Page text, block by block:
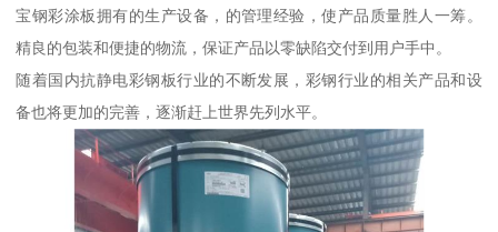
宝钢彩涂板拥有的生产设备，的管理经验，使产品质量胜人一筹。
精良的包装和便捷的物流，保证产品以零缺陷交付到用户手中。
随着国内抗静电彩钢板行业的不断发展，彩钢行业的相关产品和设
备也将更加的完善，逐渐赶上世界先列水平。